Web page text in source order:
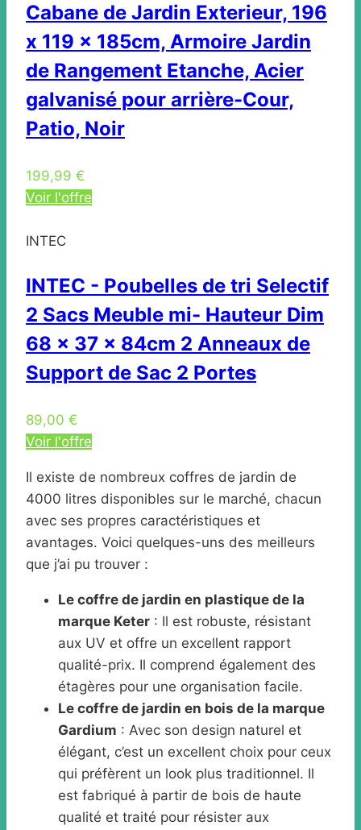
Cabane de Jardin Exterieur, 196
x 119 x 185cm, Armoire Jardin
de Rangement Etanche, Acier
galvanisé pour arrière-Cour,
Patio, Noir
199,99 €
Voir l'offre
INTEC
INTEC - Poubelles de tri Selectif
2 Sacs Meuble mi- Hauteur Dim
68 x 37 x 84cm 2 Anneaux de
Support de Sac 2 Portes
89,00 €
Voir l'offre
Il existe de nombreux coffres de jardin de
4000 litres disponibles sur le marché, chacun
avec ses propres caractéristiques et
avantages. Voici quelques-uns des meilleurs
que j’ai pu trouver :
Le coffre de jardin en plastique de la
marque Keter : Il est robuste, résistant
aux UV et offre un excellent rapport
qualité-prix. Il comprend également des
étagères pour une organisation facile.
Le coffre de jardin en bois de la marque
Gardium : Avec son design naturel et
élégant, c’est un excellent choix pour ceux
qui préfèrent un look plus traditionnel. Il
est fabriqué à partir de bois de haute
qualité et traité pour résister aux